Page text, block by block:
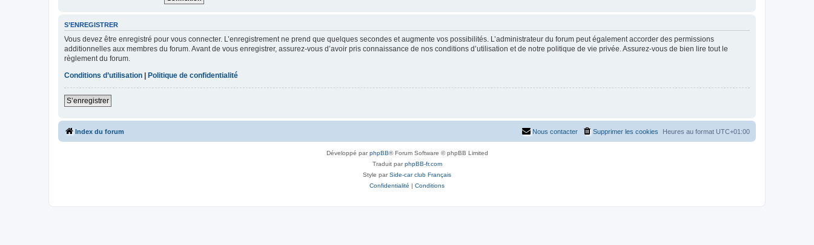
S’ENREGISTRER
Vous devez être enregistré pour vous connecter. L’enregistrement ne prend que quelques secondes et augmente vos possibilités. L’administrateur du forum peut également accorder des permissions
additionnelles aux membres du forum. Avant de vous enregistrer, assurez-vous d’avoir pris connaissance de nos conditions d’utilisation et de notre politique de vie privée. Assurez-vous de bien lire tout le
règlement du forum.
Conditions d’utilisation | Politique de confidentialité
S’enregistrer
Index du forum Heures au format UTC+01:00
Supprimer les cookies
Nous contacter
Développé parphpBB® Forum Software © phpBB Limited
Traduit parphpBB-fr.com
Style parSide-car club Français
Confidentialité | Conditions